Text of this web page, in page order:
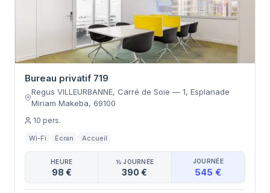
Bureau privatif 719
Regus VILLEURBANNE, Carré de Soie — 1, Esplanade
Miriam Makeba, 69100
10 pers.
Wi-Fi Écran Accueil
HEURE
98 €
½ JOURNÉE
390 €
JOURNÉE
545 €